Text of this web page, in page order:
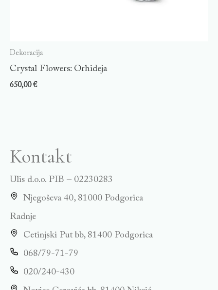
Dekoracija
Crystal Flowers: Orhideja
650,00€
Kontakt
Ulis d.o.o. PIB – 02230283
Njegoševa 40, 81000 Podgorica
Radnje
Cetinjski Put bb, 81400 Podgorica
068/79-71-79
020/240-430